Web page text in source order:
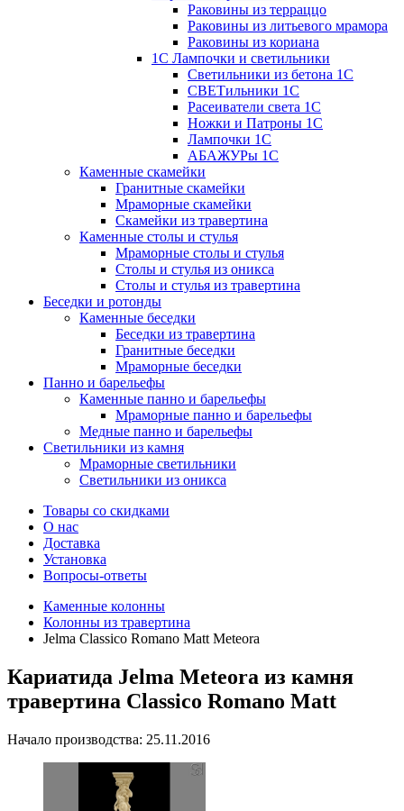
Раковины из терраццо
Раковины из литьевого мрамора
Раковины из кориана
1С Лампочки и светильники
Светильники из бетона 1С
СВЕТильники 1С
Расеиватели света 1С
Ножки и Патроны 1С
Лампочки 1С
АБАЖУРы 1С
Каменные скамейки
Гранитные скамейки
Мраморные скамейки
Скамейки из травертина
Каменные столы и стулья
Мраморные столы и стулья
Столы и стулья из оникса
Столы и стулья из травертина
Беседки и ротонды
Каменные беседки
Беседки из травертина
Гранитные беседки
Мраморные беседки
Панно и барельефы
Каменные панно и барельефы
Мраморные панно и барельефы
Медные панно и барельефы
Светильники из камня
Мраморные светильники
Светильники из оникса
Товары со скидками
О нас
Доставка
Установка
Вопросы-ответы
Каменные колонны
Колонны из травертина
Jelma Classico Romano Matt Meteora
Кариатида Jelma Meteora из камня
травертина Classico Romano Matt
Начало производства: 25.11.2016